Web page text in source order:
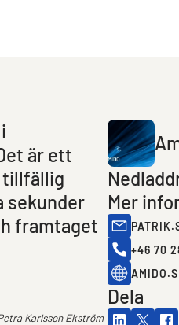
är ett
tillfällig
sekunder
framtaget
Karlsson Ekström
Mer
+46 70
Dela